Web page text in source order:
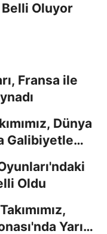
Belli Oluyor
Fransa ile
Dünya
Galibiyetle
Oldu
Yarı